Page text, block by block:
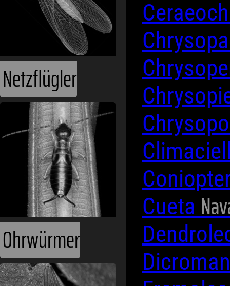
Netzflügler
Ohrwürmer
Cueta